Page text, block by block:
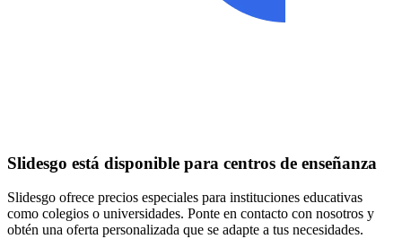
Slidesgo está disponible para centros de enseñanza
Slidesgo ofrece precios especiales para instituciones educativas
como colegios o universidades. Ponte en contacto con nosotros y
obtén una oferta personalizada que se adapte a tus necesidades.